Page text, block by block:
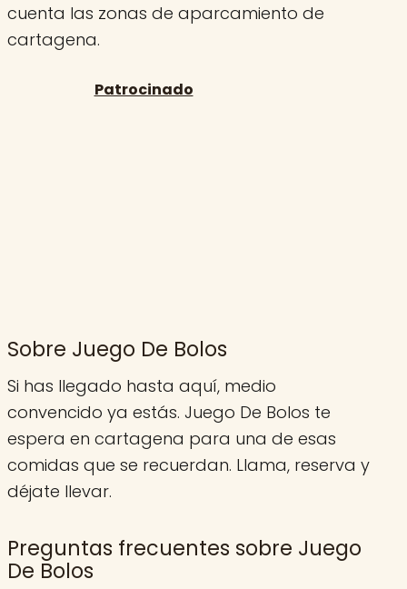
cuenta las zonas de aparcamiento de
cartagena.
Sobre Juego De Bolos
Si has llegado hasta aquí, medio
convencido ya estás. Juego De Bolos te
espera en cartagena para una de esas
comidas que se recuerdan. Llama, reserva y
déjate llevar.
Preguntas frecuentes sobre Juego
De Bolos